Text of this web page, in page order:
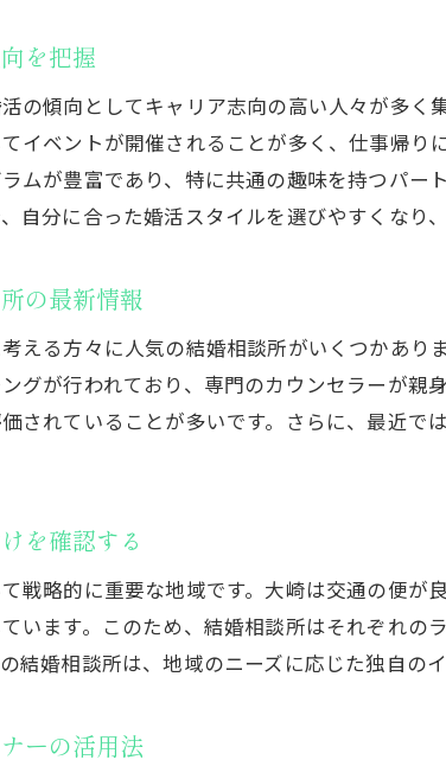
地域に根ざしたサポートのメリット
アクセスの良さから選ぶ結婚相談所
信頼性のあるサポート体制の見極め方
大崎の相談所で得られる婚活体験
地域特有の婚活ニーズに応える選び方
効果的なカウンセリングの受け方を学ぶ
自分に合ったカウンセラーの選び方
カウンセリングで明確にするべき婚活の目標
フィードバックを活用した成長のポイント
結婚相談所を選ぶ際に注目すべき大崎の特有ポイ
地域の特性を活かした婚活アプローチ
大崎ならではの婚活サポートの特徴
選びやすい結婚相談所の具体的な事例
大崎ならではの相談所の選定基準
を把握
の傾向としてキャリア志向の高い人々が多
イベントが開催されることが多く、仕事帰
ムが豊富であり、特に共通の趣味を持つパ
自分に合った婚活スタイルを選びやすくなり
の最新情報
える方々に人気の結婚相談所がいくつかあ
グが行われており、専門のカウンセラーが
されていることが多いです。さらに、最近
を確認する
戦略的に重要な地域です。大崎は交通の便
います。このため、結婚相談所はそれぞれ
結婚相談所は、地域のニーズに応じた独自の
ーの活用法